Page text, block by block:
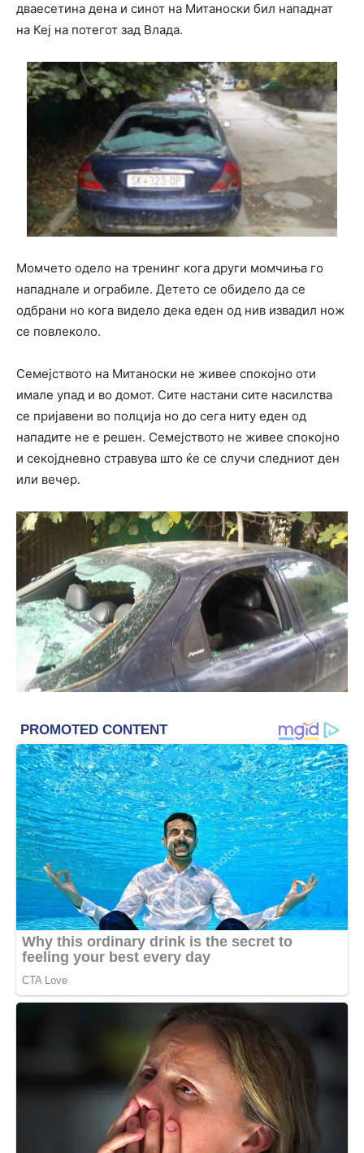
дваесетина дена и синот на Митаноски бил нападнат
на Кеј на потегот зад Влада.
Момчето одело на тренинг кога други момчиња го
нападнале и ограбиле. Детето се обидело да се
одбрани но кога видело дека еден од нив извадил нож
се повлеколо.
Семејството на Митаноски не живее спокојно оти
имале упад и во домот. Сите настани сите насилства
се пријавени во полција но до сега ниту еден од
нападите не е решен. Семејството не живее спокојно
и секојдневно стравува што ќе се случи следниот ден
или вечер.